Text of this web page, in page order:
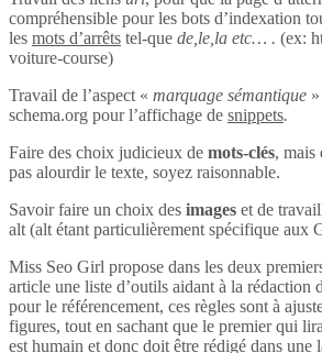
compréhensible pour les bots d’indexation
les mots d’arrêts tel-que de,le,la etc… . (ex:
voiture-course)
Travail de l’aspect « marquage sémantique
schema.org pour l’affichage de snippets.
Faire des choix judicieux de mots-clés, mais
pas alourdir le texte, soyez raisonnable.
Savoir faire un choix des images et de
alt (alt étant particulièrement spécifique aux
Miss Seo Girl propose dans les deux
article une liste d’outils aidant à la rédaction
pour le référencement, ces règles sont à
figures, tout en sachant que le premier qui
est humain et donc doit être rédigé dans une